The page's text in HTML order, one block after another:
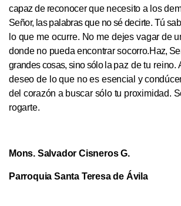
capaz de reco­nocer que necesito a los
Señor, las palabras que no sé decirte. Tú sa­
lo que me ocurre. No me dejes vagarde
donde no pueda encontrar socorro.Haz,
grandes cosas, sino sólo la paz de tu reino.
deseo de lo que no esesencial y
del corazón a bus­car sólo tu proximidad.
rogarte.
Mons. Salvador Cisneros G.
Parroquia Santa Teresa de Ávila